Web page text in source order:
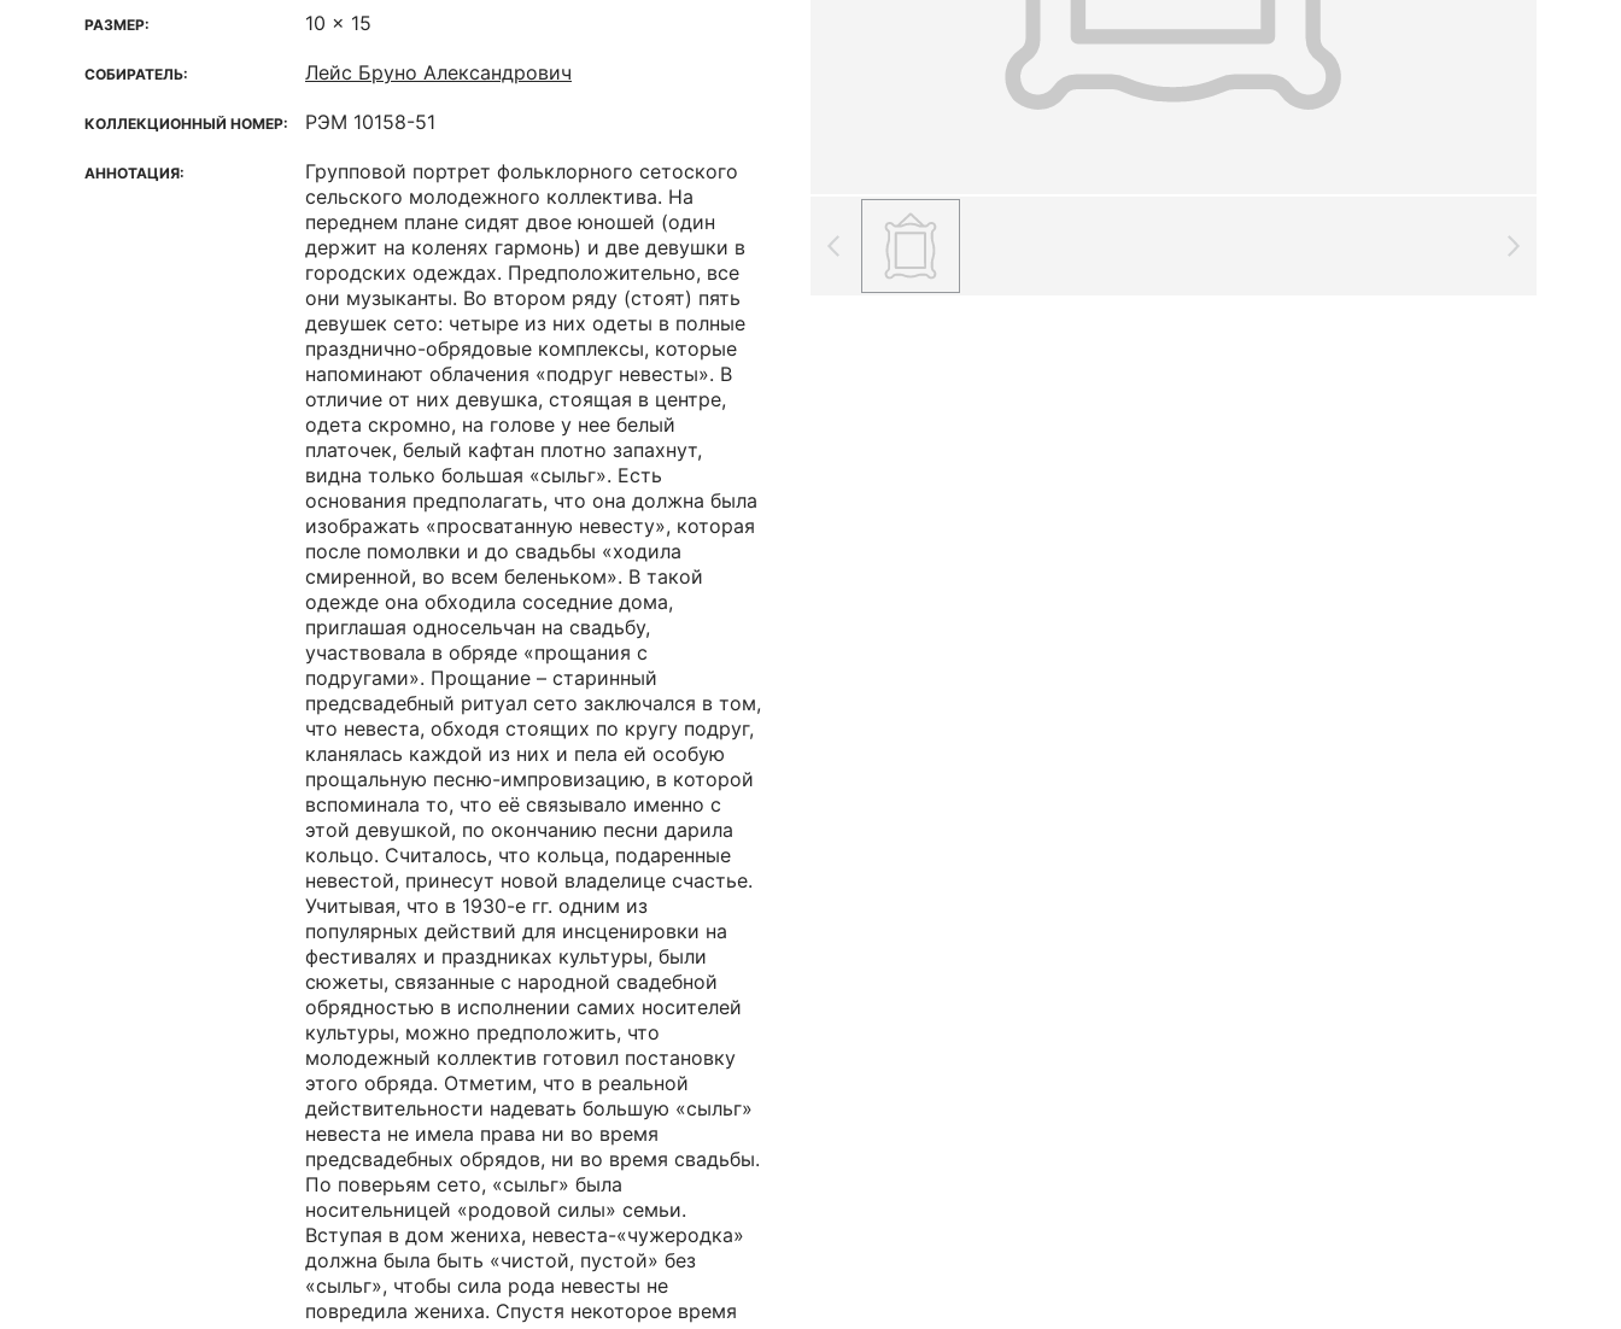
РАЗМЕР: 10 x 15
СОБИРАТЕЛЬ: Лейс Бруно Александрович
КОЛЛЕКЦИОННЫЙ НОМЕР: РЭМ 10158-51
АННОТАЦИЯ:
Групповой портрет фольклорного сетоского
сельского молодежного коллектива. На
переднем плане сидят двое юношей (один
держит на коленях гармонь) и две девушки в
городских одеждах. Предположительно, все
они музыканты. Во втором ряду (стоят) пять
девушек сето: четыре из них одеты в полные
празднично-обрядовые комплексы, которые
напоминают облачения «подруг невесты». В
отличие от них девушка, стоящая в центре,
одета скромно, на голове у нее белый
платочек, белый кафтан плотно запахнут,
видна только большая «сыльг». Есть
основания предполагать, что она должна была
изображать «просватанную невесту», которая
после помолвки и до свадьбы «ходила
смиренной, во всем беленьком». В такой
одежде она обходила соседние дома,
приглашая односельчан на свадьбу,
участвовала в обряде «прощания с
подругами». Прощание – старинный
предсвадебный ритуал сето заключался в том,
что невеста, обходя стоящих по кругу подруг,
кланялась каждой из них и пела ей особую
прощальную песню-импровизацию, в которой
вспоминала то, что её связывало именно с
этой девушкой, по окончанию песни дарила
кольцо. Считалось, что кольца, подаренные
невестой, принесут новой владелице счастье.
Учитывая, что в 1930-е гг. одним из
популярных действий для инсценировки на
фестивалях и праздниках культуры, были
сюжеты, связанные с народной свадебной
обрядностью в исполнении самих носителей
культуры, можно предположить, что
молодежный коллектив готовил постановку
этого обряда. Отметим, что в реальной
действительности надевать большую «сыльг»
невеста не имела права ни во время
предсвадебных обрядов, ни во время свадьбы.
По поверьям сето, «сыльг» была
носительницей «родовой силы» семьи.
Вступая в дом жениха, невеста-«чужеродка»
должна была быть «чистой, пустой» без
«сыльг», чтобы сила рода невесты не
повредила жениха. Спустя некоторое время